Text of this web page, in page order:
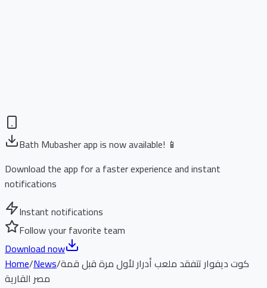
Bath Mubasher app is now available! 📱
Download the app for a faster experience and instant
notifications
Instant notifications
Follow your favorite team
Download now
Home/News/كوت ديفوار تتفقد ملعب أدرار لأول مرة قبل قمة
مصر القارية